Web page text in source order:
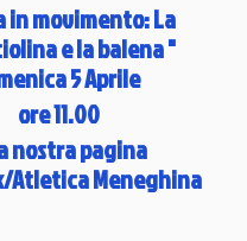
in movimento: La
e la balena "
5 Aprile
ore 11.00
nostra pagina
Atletica Meneghina